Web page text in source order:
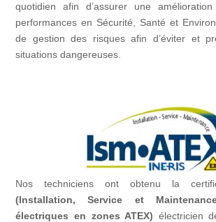
quotidien afin d’assurer une
performances en Sécurité, Santé et
de gestion des risques afin d’éviter et
situations dangereuses.
Nos techniciens ont obtenu la
(Installation, Service et
électriques en zones ATEX) électricien